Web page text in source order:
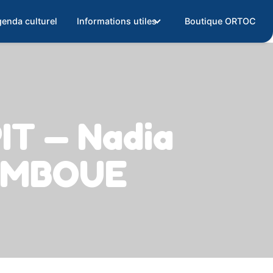
culturel Informations utiles Boutique ORTOC
— Nadia